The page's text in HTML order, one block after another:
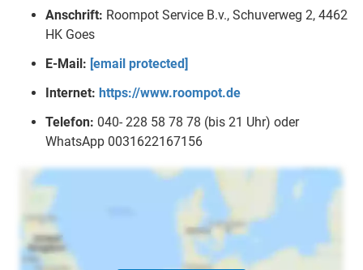
Anschrift: Roompot Service B.v., Schuverweg 2, 4462
HK Goes
E-Mail: [email protected]
Internet: https://www.roompot.de
Telefon: 040- 228 58 78 78 (bis 21 Uhr) oder
WhatsApp 0031622167156